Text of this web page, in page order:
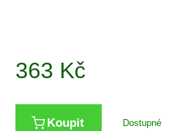
363 Kč
Koupit Dostupné